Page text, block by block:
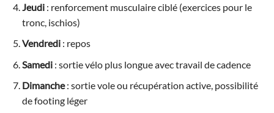
Jeudi: renforcement musculaire ciblé (exercices pour le
tronc, ischios)
Vendredi: repos
Samedi: sortie vélo plus longue avec travail de cadence
Dimanche: sortie vole ou récupération active, possibilité
de footing léger